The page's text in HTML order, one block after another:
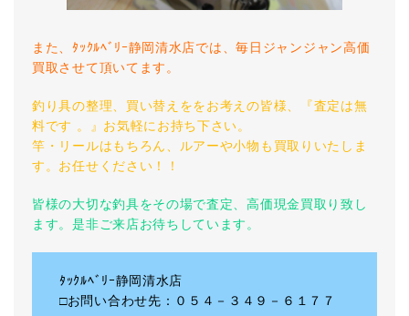
また、ﾀｯｸﾙﾍﾞﾘｰ静岡清水店では、毎日ジャンジャン高価
買取させて頂いてます。
釣り具の整理、買い替えををお考えの皆様、『査定は無
料です 。』お気軽にお持ち下さい。
竿・リールはもちろん、ルアーや小物も買取りいたしま
す。お任せください！！
皆様の大切な釣具をその場で査定、高価現金買取り致し
ます。是非ご来店お待ちしています。
ﾀｯｸﾙﾍﾞﾘｰ静岡清水店
□お問い合わせ先：０５４－３４９－６１７７